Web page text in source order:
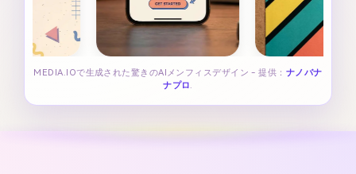
MEDIA.IOで生成された驚きのAIメンフィスデザイン - 提供： ナノバナ
ナプロ.